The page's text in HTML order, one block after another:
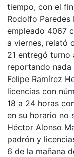
tiempo, con el
Rodolfo
empleado 4067
a viernes, relató
21 entregó turno
reportando nada
Felipe Ramírez
licencias con
18 a 24 horas
en su horario no
Héctor Alonso
padrón y
6 de la mañana